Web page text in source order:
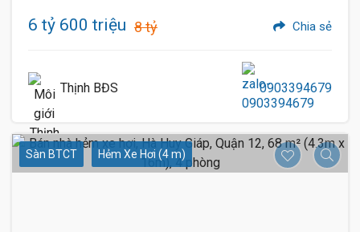
6 tỷ 600 triệu 8 tỷ Chia sẻ
Thịnh BĐS 0903394679
Sàn BTCT Hẻm Xe Hơi (4 m)